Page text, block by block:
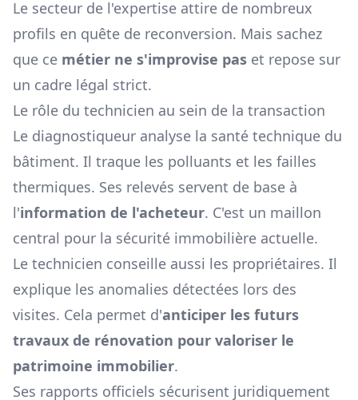
Le secteur de l'expertise attire de nombreux
profils en quête de reconversion. Mais sachez
que ce métier ne s'improvise pas et repose sur
un cadre légal strict.
Le rôle du technicien au sein de la transaction
Le diagnostiqueur analyse la santé technique du
bâtiment. Il traque les polluants et les failles
thermiques. Ses relevés servent de base à
l'information de l'acheteur. C'est un maillon
central pour la sécurité immobilière actuelle.
Le technicien conseille aussi les propriétaires. Il
explique les anomalies détectées lors des
visites. Cela permet d'anticiper les futurs
travaux de rénovation pour valoriser le
patrimoine immobilier.
Ses rapports officiels sécurisent juridiquement